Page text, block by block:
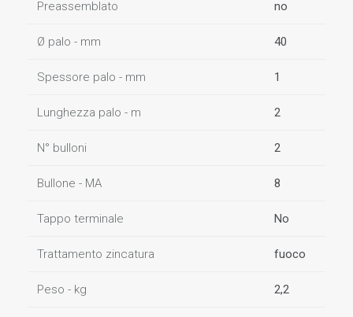
Preassemblato no
Ø palo - mm 40
Spessore palo - mm 1
Lunghezza palo - m 2
N° bulloni 2
Bullone - MA 8
Tappo terminale No
Trattamento zincatura fuoco
Peso - kg 2,2